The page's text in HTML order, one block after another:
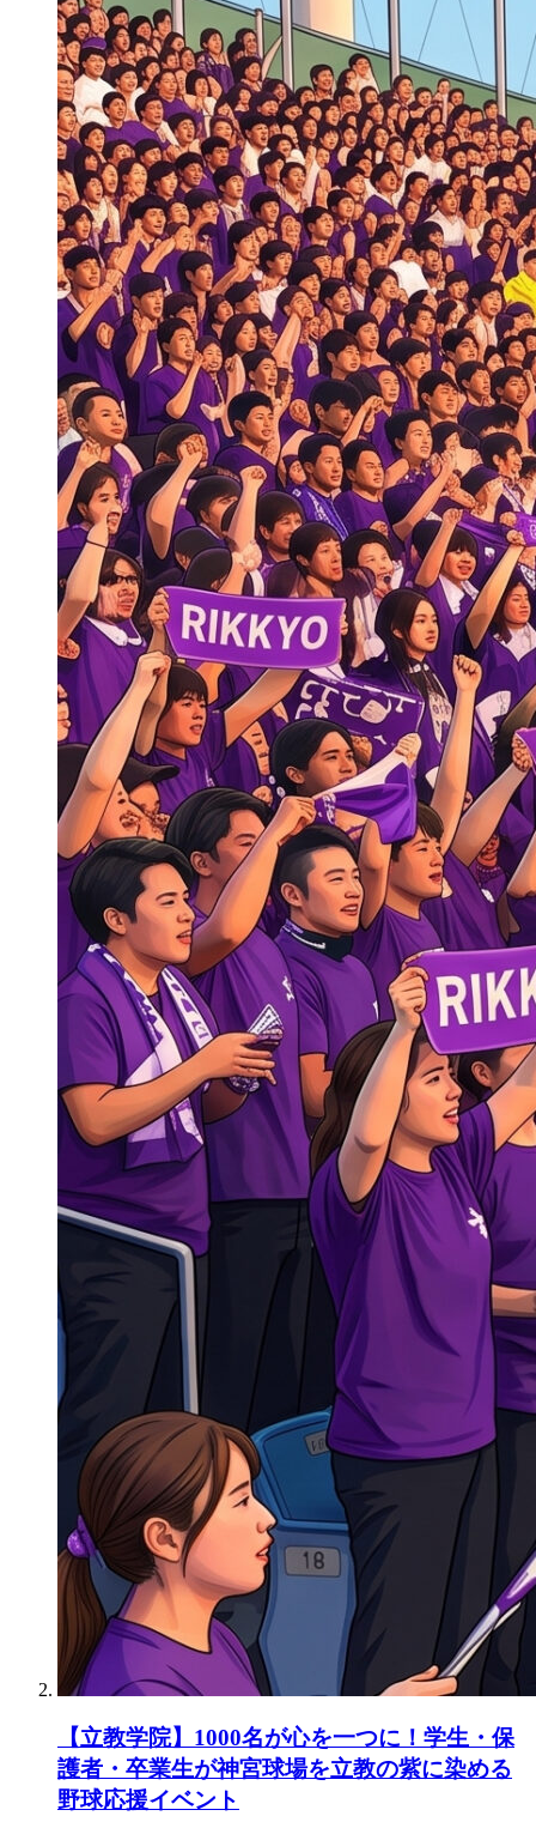
【立教学院】1000名が心を一つに！学生・保
護者・卒業生が神宮球場を立教の紫に染める
野球応援イベント